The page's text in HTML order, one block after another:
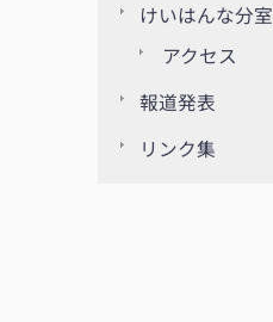
けいはんな分室
アクセス
報道発表
リンク集